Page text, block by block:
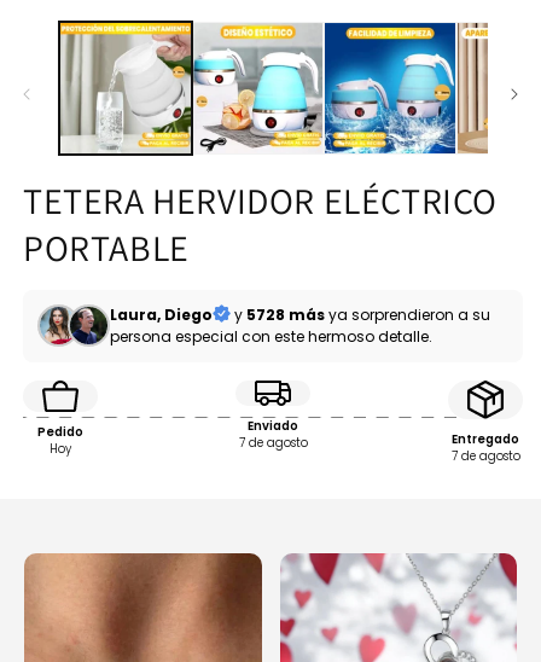
TETERA HERVIDOR ELÉCTRICO
PORTABLE
Laura, Diego y 5728 másya sorprendieron a su
persona especial con este hermoso detalle.
Pedido
Hoy
Enviado
7 de agosto
Entregado
7 de agosto